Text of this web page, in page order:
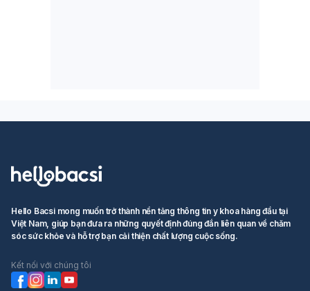
Hello Bacsi mong muốn trở thành nền tảng thông tin y khoa hàng đầu tại
Việt Nam, giúp bạn đưa ra những quyết định đúng đắn liên quan về chăm
sóc sức khỏe và hỗ trợ bạn cải thiện chất lượng cuộc sống.
Kết nối với chúng tôi